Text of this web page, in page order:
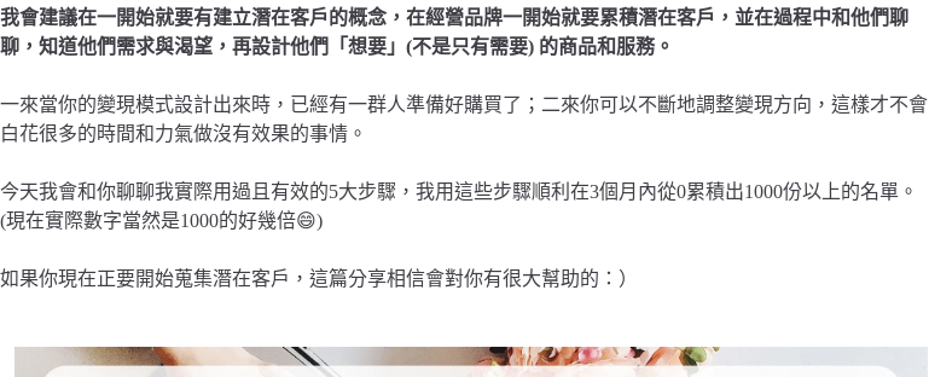
我會建議在一開始就要有建立潛在客戶的概念，在經營品牌一開始就要累積潛在客戶，並在過程中和他們聊
聊，知道他們需求與渴望，再設計他們「想要」(不是只有需要) 的商品和服務。
一來當你的變現模式設計出來時，已經有一群人準備好購買了；二來你可以不斷地調整變現方向，這樣才不會
白花很多的時間和力氣做沒有效果的事情。
今天我會和你聊聊我實際用過且有效的5大步驟，我用這些步驟順利在3個月內從0累積出1000份以上的名單。
(現在實際數字當然是1000的好幾倍😄)
如果你現在正要開始蒐集潛在客戶，這篇分享相信會對你有很大幫助的：）